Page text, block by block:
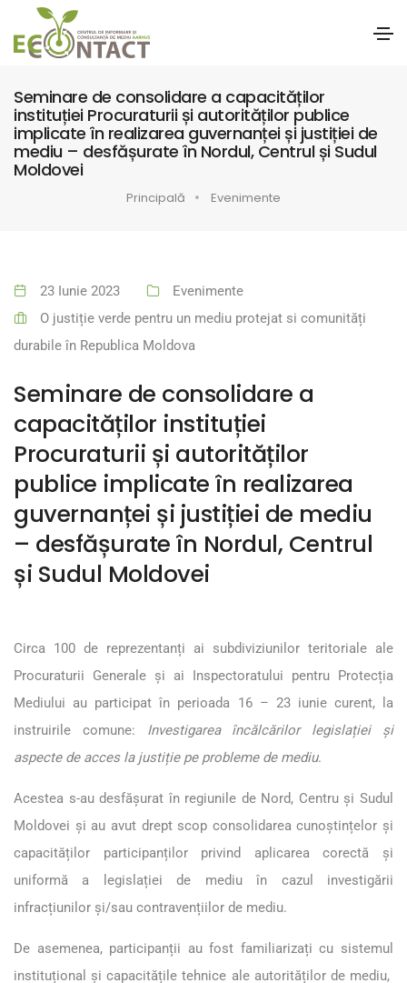
Seminare de consolidare a capacităților
instituției Procuraturii și autorităților publice
implicate în realizarea guvernanței și justiției de
mediu – desfășurate în Nordul, Centrul și Sudul
Moldovei
Principală Evenimente
23 Iunie 2023
Evenimente
O justiție verde pentru un mediu protejat si comunități
durabile în Republica Moldova
Seminare de consolidare a
capacităților instituției
Procuraturii și autorităților
publice implicate în realizarea
guvernanței și justiției de mediu
– desfășurate în Nordul, Centrul
și Sudul Moldovei
Circa 100 de reprezentanți ai subdiviziunilor teritoriale ale
Procuraturii Generale și ai Inspectoratului pentru Protecția
Mediului au participat în perioada 16 – 23 iunie curent, la
instruirile comune: Investigarea încălcărilor legislației și
aspecte de acces la justiție pe probleme de mediu.
Acestea s-au desfășurat în regiunile de Nord, Centru și Sudul
Moldovei și au avut drept scop consolidarea cunoștințelor și
capacităților participanților privind aplicarea corectă și
uniformă a legislației de mediu în cazul investigării
infracțiunilor și/sau contravențiilor de mediu.
De asemenea, participanții au fost familiarizați cu sistemul
instituțional și capacitățile tehnice ale autorităților de mediu,